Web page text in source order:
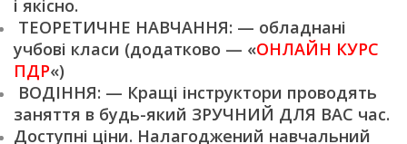
і якісно.
ТЕОРЕТИЧНЕ НАВЧАННЯ: — обладнані
учбові класи (додатково — «ОНЛАЙН КУРС
ПДР«)
ВОДІННЯ: — Кращі інструктори проводять
заняття в будь-який ЗРУЧНИЙ ДЛЯ ВАС час.
Доступні ціни. Налагоджений навчальний